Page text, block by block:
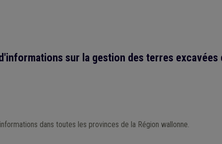
sur la gestion des terres excavées
dans toutes les provinces de la Région wallonne.